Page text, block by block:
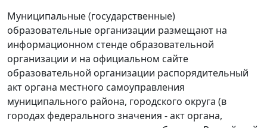
Муниципальные (государственные)
образовательные организации размещают на
информационном стенде образовательной
организации и на официальном сайте
образовательной организации распорядительный
акт органа местного самоуправления
муниципального района, городского округа (в
городах федерального значения - акт органа,